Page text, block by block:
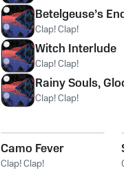
Betelgeuse’s
Clap! Clap!
Witch Interlude
Clap! Clap!
Rainy Souls,
Clap! Clap!
Camo Fever
Clap! Clap!